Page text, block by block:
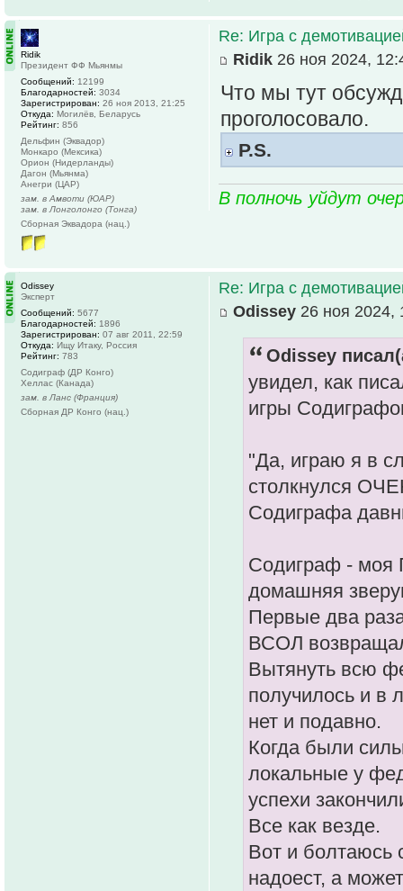
Re: Игра с
Ridik 26 ноя 2024,
Что мы тут
проголосовало.
P.S.
В полночь уйдут
Ridik
Президент ФФ Мьянмы
Сообщений: 12199
Благодарностей: 3034
Зарегистрирован: 26 ноя 2013, 21:25
Откуда: Могилёв, Беларусь
Рейтинг: 856
Дельфин (Эквадор)
Монкаро (Мексика)
Орион (Нидерланды)
Дагон (Мьянма)
Анегри (ЦАР)
зам. в Амвоти (ЮАР)
зам. в Лонголонго (Тонга)
Сборная Эквадора (нац.)
Re: Игра с
Odissey 26 ноя 2024,
Odissey
увидел, как
игры
"Да, играю я в
столкнулся
Содиграфа
Содиграф - моя
домашняя
Первые два
ВСОЛ
Вытянуть всю
получилось и в
нет и подавно.
Когда были
локальные у
успехи
Все как везде.
Вот и болтаюсь
надоест, а
Odissey
Эксперт
Сообщений: 5677
Благодарностей: 1896
Зарегистрирован: 07 авг 2011, 22:59
Откуда: Ищу Итаку, Россия
Рейтинг: 783
Содиграф (ДР Конго)
Хеллас (Канада)
зам. в Ланс (Франция)
Сборная ДР Конго (нац.)